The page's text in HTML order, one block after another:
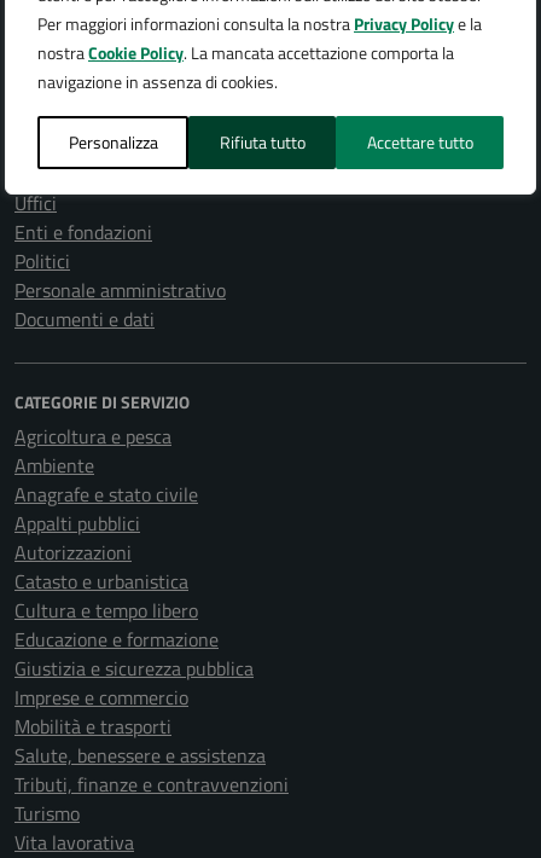
Per maggiori informazioni consulta la nostraPrivacy Policye la
nostraCookie Policy. La mancata accettazione comporta la
navigazione in assenza di cookies.
Personalizza Rifiuta tutto Accettare tutto
AMMINISTRAZIONE
Organi di governo
Aree amministrative
Uffici
Enti e fondazioni
Politici
Personale amministrativo
Documenti e dati
CATEGORIE DI SERVIZIO
Agricoltura e pesca
Ambiente
Anagrafe e stato civile
Appalti pubblici
Autorizzazioni
Catasto e urbanistica
Cultura e tempo libero
Educazione e formazione
Giustizia e sicurezza pubblica
Imprese e commercio
Mobilità e trasporti
Salute, benessere e assistenza
Tributi, finanze e contravvenzioni
Turismo
Vita lavorativa